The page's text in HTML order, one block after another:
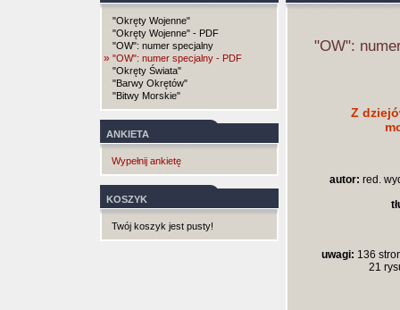
"Okręty Wojenne"
"Okręty Wojenne" - PDF
"OW": numer specjalny
» "OW": numer specjalny - PDF
"Okręty Świata"
"Barwy Okrętów"
"Bitwy Morskie"
ANKIETA
Wypełnij ankietę
KOSZYK
Twój koszyk jest pusty!
"OW":
Z
autor: red.
uwagi: 136
21